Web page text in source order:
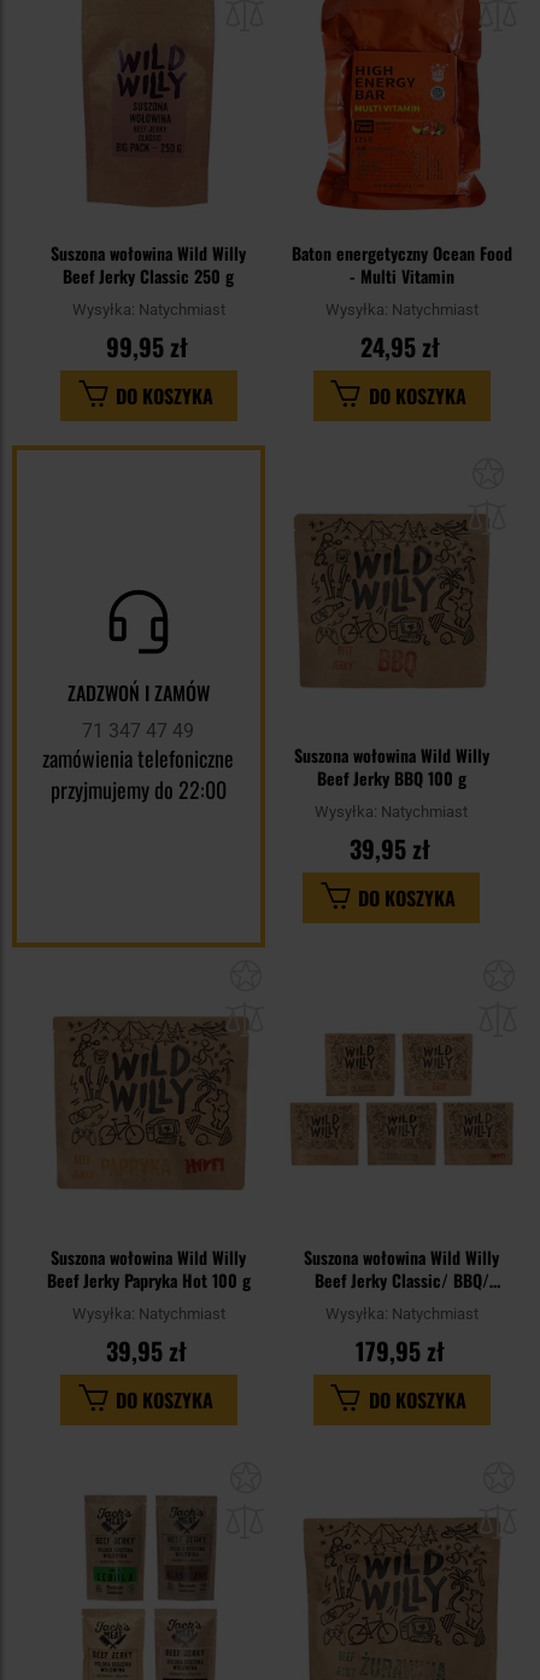
schowka
Suszona wołowina Wild Willy
Beef Jerky Classic 250 g
Wysyłka: Natychmiast
99,95 zł
DO KOSZYKA
Baton energetyczny Ocean Food
- Multi Vitamin
Wysyłka: Natychmiast
24,95 zł
DO KOSZYKA
ZADZWOŃ I ZAMÓW
71 347 47 49
zamówienia telefoniczne
przyjmujemy do 22:00
Suszona wołowina Wild Willy
Beef Jerky BBQ 100 g
Wysyłka: Natychmiast
39,95 zł
DO KOSZYKA
schowka
Suszona wołowina Wild Willy
Beef Jerky Papryka Hot 100 g
Wysyłka: Natychmiast
39,95 zł
DO KOSZYKA
Suszona wołowina Wild Willy
Beef Jerky Classic/ BBQ/
Papryka/ Papryka Hot!/Żurawina
5 x 100 g
Wysyłka: Natychmiast
179,95 zł
DO KOSZYKA
schowka